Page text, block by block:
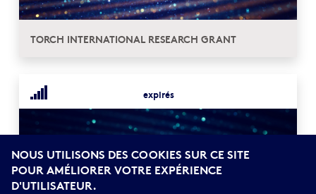
TORCH INTERNATIONAL RESEARCH GRANT
expirés
NOUS UTILISONS DES COOKIES SUR CE SITE
POUR AMÉLIORER VOTRE EXPÉRIENCE
D'UTILISATEUR.